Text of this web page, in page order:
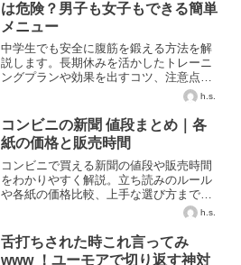
は危険？男子も女子もできる簡単
メニュー
中学生でも安全に腹筋を鍛える方法を解
説します。長期休みを活かしたトレーニ
ングプランや効果を出すコツ、注意点ま
h.s.
コンビニの新聞 値段まとめ｜各
紙の価格と販売時間
コンビニで買える新聞の値段や販売時間
をわかりやすく解説。立ち読みのルール
や各紙の価格比較、上手な選び方まで丁
h.s.
舌打ちされた時これ言ってみ
www ！ユーモアで切り返す神対